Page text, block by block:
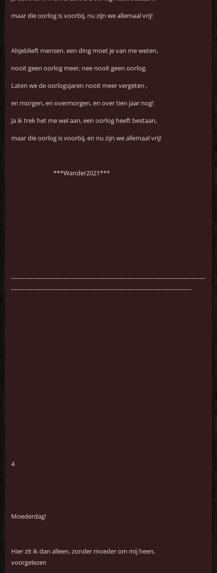
maar die oorlog is voorbij, nu zijn we allemaal vrij!
Alsjeblieft mensen, een ding moet je van me weten,
nooit geen oorlog meer, nee nooit geen oorlog.
Laten we de oorlogsjaren nooit meer vergeten ,
en morgen, en overmorgen, en over tien jaar nog!
Ja ik trek het me wel aan, een oorlog heeft bestaan,
maar die oorlog is voorbij, en nu zijn we allemaal vrij!
***Wander2021***
----------------------------------------------------------------------------------------------------
---------------------------------------------------------------------------------------------
4
Moederdag!
Hier zit ik dan alleen, zonder moeder om mij heen,
voorgelezen